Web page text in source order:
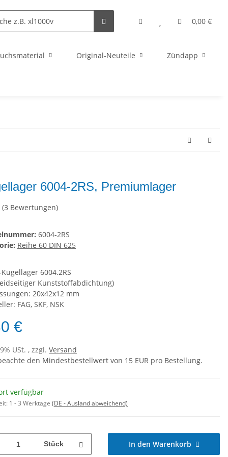
0,00 €
Original-Neuteile Zündapp
6004-2RS, Premiumlager
(3 Bewertungen)
6004-2RS
Reihe 60 DIN 625
6004.2RS
Kunststoffabdichtung)
20x42x12 mm
FAG, SKF, NSK
€
USt. , zzgl. Versand
den Mindestbestellwert von 15 EUR pro Bestellung.
verfügbar
1 - 3 Werktage (DE - Ausland abweichend)
Stück In den Warenkorb